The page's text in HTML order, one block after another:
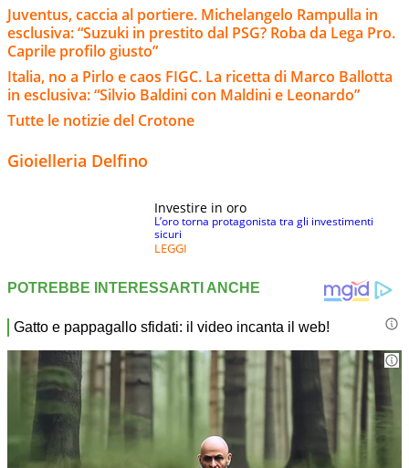
Juventus, caccia al portiere. Michelangelo Rampulla in
esclusiva: “Suzuki in prestito dal PSG? Roba da Lega Pro.
Caprile profilo giusto”
Italia, no a Pirlo e caos FIGC. La ricetta di Marco Ballotta
in esclusiva: “Silvio Baldini con Maldini e Leonardo”
Tutte le notizie del Crotone
Gioielleria Delfino
Investire in oro
L’oro torna protagonista tra gli investimenti
sicuri
LEGGI